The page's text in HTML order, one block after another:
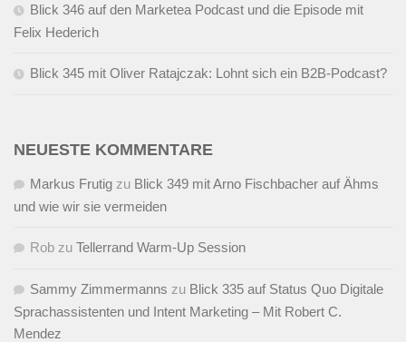
Blick 346 auf den Marketea Podcast und die Episode mit
Felix Hederich
Blick 345 mit Oliver Ratajczak: Lohnt sich ein B2B-Podcast?
NEUESTE KOMMENTARE
Markus Frutig zu Blick 349 mit Arno Fischbacher auf Ähms
und wie wir sie vermeiden
Rob zu Tellerrand Warm-Up Session
Sammy Zimmermanns zu Blick 335 auf Status Quo Digitale
Sprachassistenten und Intent Marketing – Mit Robert C.
Mendez